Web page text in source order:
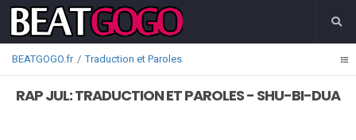
BEATGOGO.fr Traduction et Paroles
RAP JUL: TRADUCTION ET PAROLES - SHU-BI-DUA